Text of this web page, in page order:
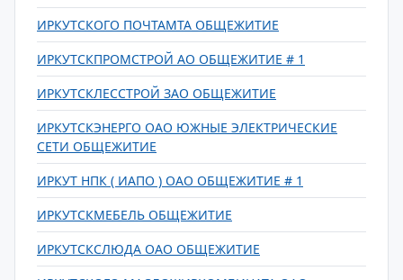
ИРКУТСКОГО ПОЧТАМТА ОБЩЕЖИТИЕ
ИРКУТСКПРОМСТРОЙ АО ОБЩЕЖИТИЕ # 1
ИРКУТСКЛЕССТРОЙ ЗАО ОБЩЕЖИТИЕ
ИРКУТСКЭНЕРГО ОАО ЮЖНЫЕ ЭЛЕКТРИЧЕСКИЕ
СЕТИ ОБЩЕЖИТИЕ
ИРКУТ НПК ( ИАПО ) ОАО ОБЩЕЖИТИЕ # 1
ИРКУТСКМЕБЕЛЬ ОБЩЕЖИТИЕ
ИРКУТСКСЛЮДА ОАО ОБЩЕЖИТИЕ